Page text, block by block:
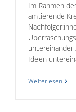
Im Rahmen
amtierende
untereinander
Ideen
Weiterlesen